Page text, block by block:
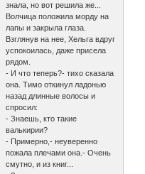
знала, но вот решила же...
Волчица положила морду на
лапы и закрыла глаза.
Взглянув на нее, Хельга вдруг
успокоилась, даже присела
рядом.
- И что теперь?- тихо сказала
она. Тимо откинул ладонью
назад длинные волосы и
спросил:
- Знаешь, кто такие
валькирии?
- Примерно,- неуверенно
пожала плечами она.- Очень
смутно, и из книг...